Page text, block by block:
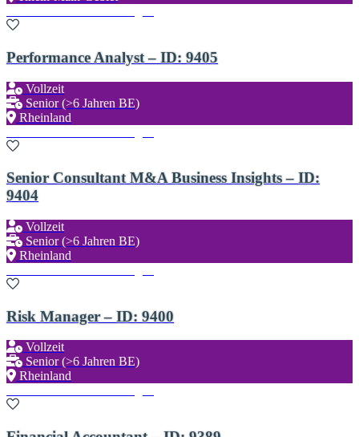
Performance Analyst – ID: 9405
Vollzeit
Senior (>6 Jahren BE)
Rheinland
Senior Consultant M&A Business Insights – ID:
9404
Vollzeit
Senior (>6 Jahren BE)
Rheinland
Risk Manager – ID: 9400
Vollzeit
Senior (>6 Jahren BE)
Rheinland